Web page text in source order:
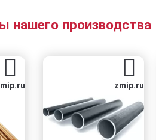
нашего производства
zmip.ru